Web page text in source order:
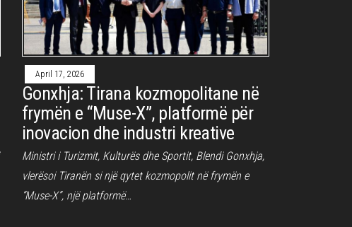
April 17, 2026
Gonxhja: Tirana kozmopolitane në
frymën e “Muse-X”, platformë për
inovacion dhe industri kreative
Ministri i Turizmit, Kulturës dhe Sportit, Blendi Gonxhja,
vlerësoi Tiranën si një qytet kozmopolit në frymën e
“Muse-X”, një platformë…